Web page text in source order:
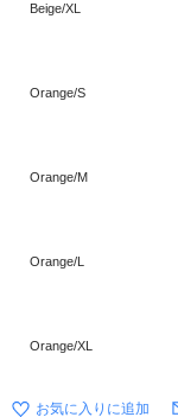
Beige/XL
Orange/S
Orange/M
Orange/L
Orange/XL